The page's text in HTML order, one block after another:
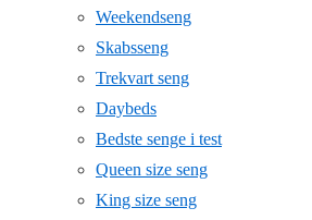
Weekendseng
Skabsseng
Trekvart seng
Daybeds
Bedste senge i test
Queen size seng
King size seng